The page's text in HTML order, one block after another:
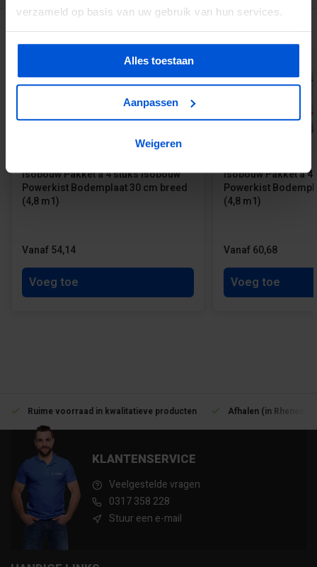
verzameld op basis van uw gebruik van hun services.
Alles toestaan
Aanpassen
Weigeren
GERELATEERDE PRODUCTEN
Isobouw Pakket a 4 stuks Isobouw
Powerkist Bodemplaat 30 cm breed
(4,8 m1)
Vanaf 54,14
Voeg toe
Isobouw Pakket a
Powerkist
(4,8 m1)
Vanaf 60,68
Voeg toe
Ruime voorraad in kwalitatieve producten Afhalen (in Rhenen)
KLANTENSERVICE
Veelgestelde vragen
0317 358 228
Stuur een e-mail